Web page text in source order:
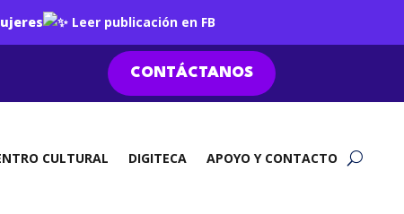
Leer publicación en FB
CONTÁCTANOS
CULTURAL DIGITECA APOYO Y CONTACTO